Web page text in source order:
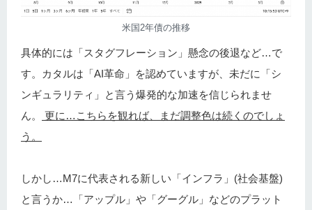
米国2年債の推移
具体的には「スタグフレーション」懸念の後退など…で
す。カタルは「AI革命」を認めていますが、未だに「シ
ンギュラリティ」と言う爆発的な加速を信じられませ
ん。
更に…こちらを観れば、まだ調整色は続くのでしょ
う。
しかし…M7に代表される新しい「インフラ」(社会基盤)
と言うか…「アップル」や「グーグル」などのプラット